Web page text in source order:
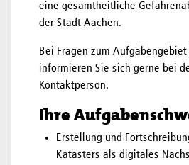
eine gesamtheitliche
der Stadt Aachen.
Bei Fragen zum
informieren Sie sich gerne bei
Kontaktperson.
Ihre
Erstellung und
Katasters als digitales